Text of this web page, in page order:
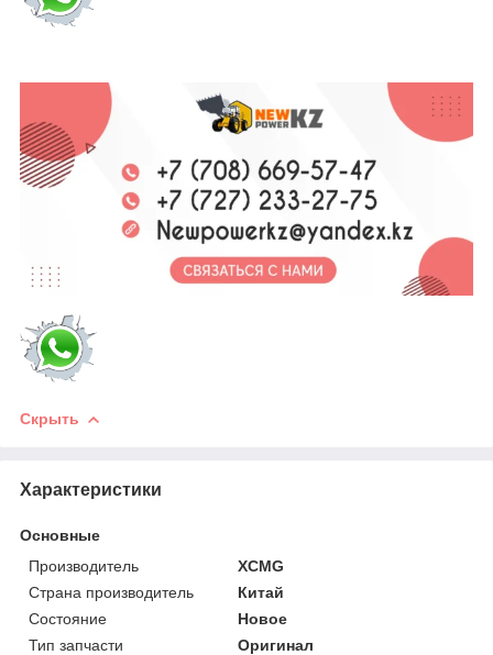
Скрыть
Характеристики
Основные
Производитель
XCMG
Страна производитель
Китай
Состояние
Новое
Тип запчасти
Оригинал